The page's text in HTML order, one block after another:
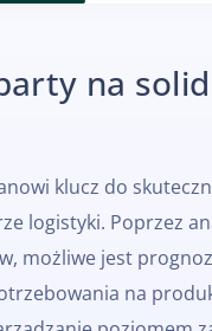
na
klucz do
logistyki. Poprzez
możliwe jest
na